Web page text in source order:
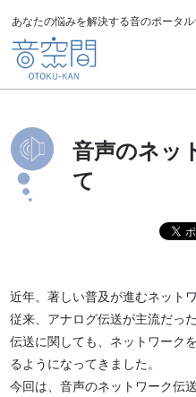
あなたの悩みを解決する音のポータル
音声のネッ
て
近年、著しい普及が進むネット
従来、アナログ伝送が主流だっ
伝送に関しても、ネットワーク
るようになってきました。
今回は、音声のネットワーク伝